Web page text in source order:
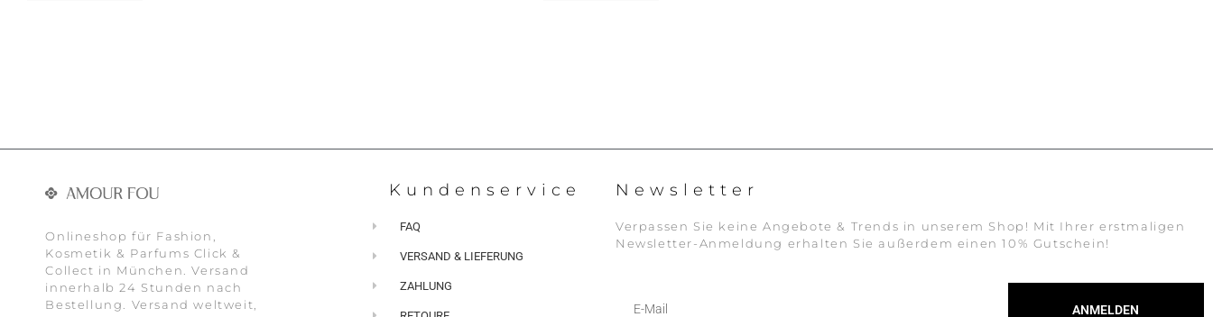
Onlineshop für Fashion,
Kosmetik & Parfums Click &
Collect in München. Versand
innerhalb 24 Stunden nach
Bestellung. Versand weltweit,
Kundenservice
FAQ
VERSAND & LIEFERUNG
ZAHLUNG
Newsletter
Verpassen Sie keine Angebote & Trends in unserem Shop! Mit Ihrer erstmaligen
Newsletter-Anmeldung erhalten Sie außerdem einen 10% Gutschein!
ANMELDEN